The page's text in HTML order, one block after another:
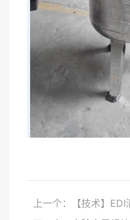
上一个：【技术】EDI